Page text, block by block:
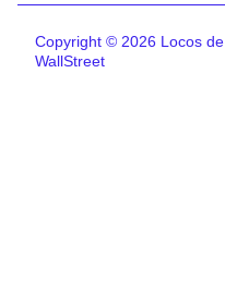
Copyright © 2026 Locos de
WallStreet